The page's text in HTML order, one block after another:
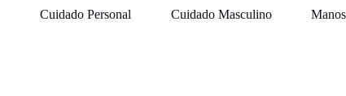
Cuidado Personal Cuidado Masculino